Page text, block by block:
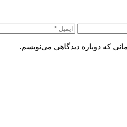
که دوباره دیدگاهی می‌نویسم.